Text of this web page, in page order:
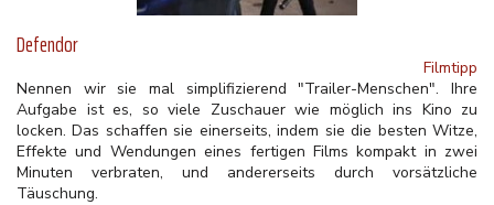
Defendor
Filmtipp
Nennen wir sie mal simplifizierend "Trailer-Menschen". Ihre
Aufgabe ist es, so viele Zuschauer wie möglich ins Kino zu
locken. Das schaffen sie einerseits, indem sie die besten Witze,
Effekte und Wendungen eines fertigen Films kompakt in zwei
Minuten verbraten, und andererseits durch vorsätzliche
Täuschung.